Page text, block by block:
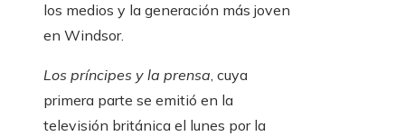
los medios y la generación más joven
en Windsor.
Los príncipes y la prensa, cuya
primera parte se emitió en la
televisión británica el lunes por la